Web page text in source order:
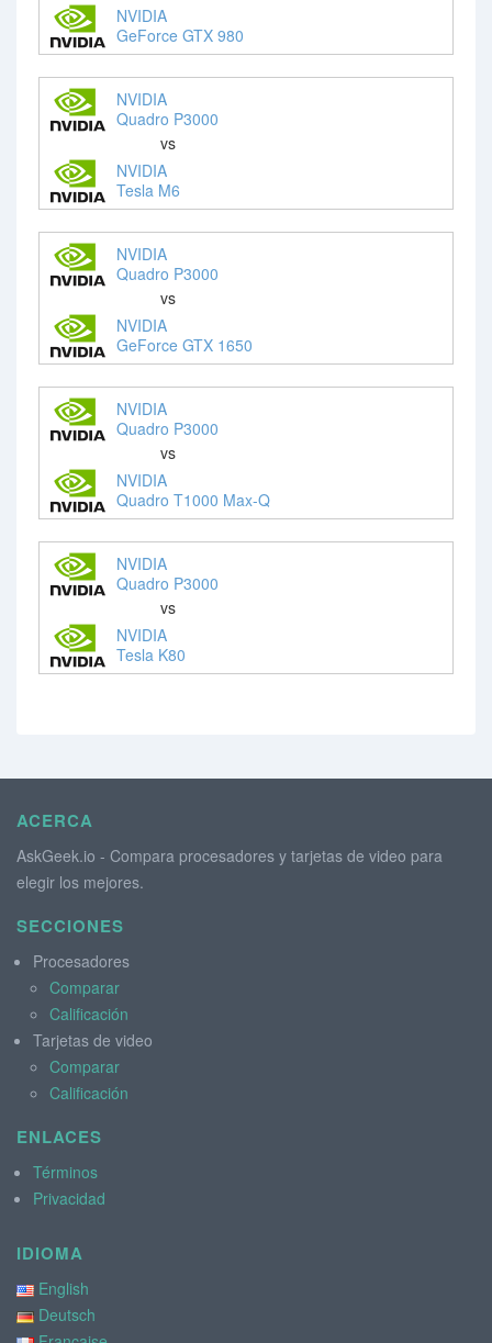
NVIDIA
GeForce GTX 980
NVIDIA
Quadro P3000
vs
NVIDIA
Tesla M6
NVIDIA
Quadro P3000
vs
NVIDIA
GeForce GTX 1650
NVIDIA
Quadro P3000
vs
NVIDIA
Quadro T1000 Max-Q
NVIDIA
Quadro P3000
vs
NVIDIA
Tesla K80
ACERCA
AskGeek.io - Compara procesadores y tarjetas de video para
elegir los mejores.
SECCIONES
Procesadores
Comparar
Calificación
Tarjetas de video
Comparar
Calificación
ENLACES
Términos
Privacidad
IDIOMA
English
Deutsch